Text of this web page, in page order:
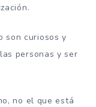
son curiosos y
personas y ser
no el que está